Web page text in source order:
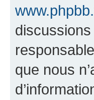
que nous